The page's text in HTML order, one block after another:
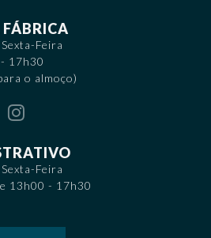
FÁBRICA
Feira
17h30
o almoço)
Feira
13h00 - 17h30